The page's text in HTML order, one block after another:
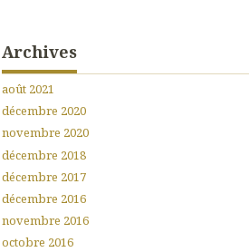
Archives
août 2021
décembre 2020
novembre 2020
décembre 2018
décembre 2017
décembre 2016
novembre 2016
octobre 2016